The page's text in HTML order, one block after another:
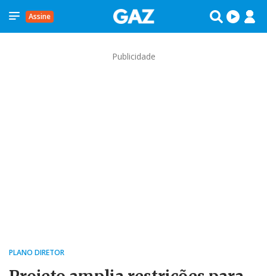
Assine
Publicidade
PLANO DIRETOR